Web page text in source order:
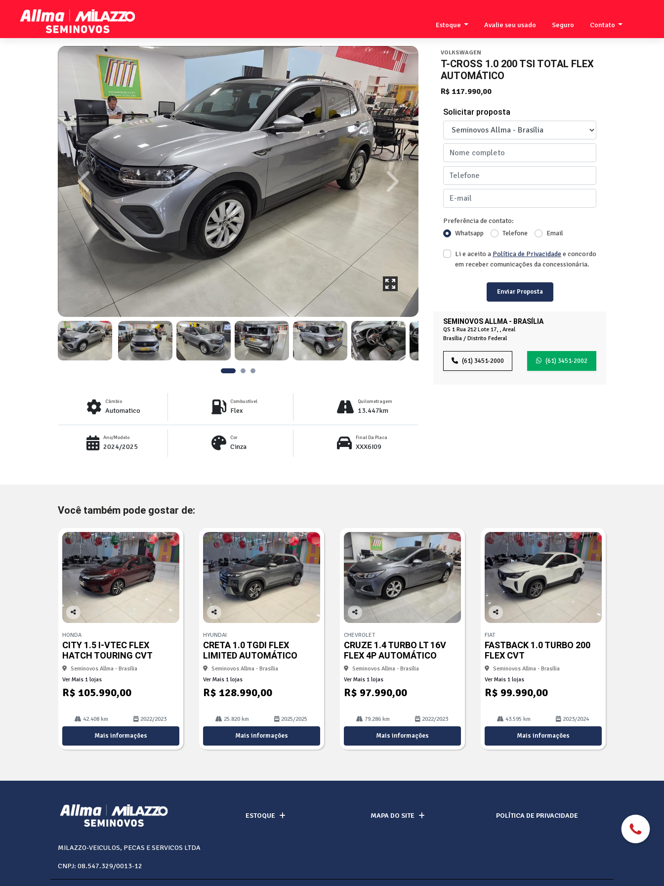
Estoque Avalie seu usado Seguro Contato
VOLKSWAGEN
T-CROSS 1.0 200 TSI TOTAL FLEX
AUTOMÁTICO
R$ 117.990,00
SEMINOVOS ALLMA - BRASÍLIA
QS 1 Rua 212 Lote 17, , Areal
Brasília / Distrito Federal
(61) 3451-2000 (61) 3451-2002
Solicitar proposta
Preferência de contato:
Whatsapp
Telefone Email
Li e aceito a Política de Privacidadee concordo
em receber comunicações da concessionária.
Enviar Proposta
Previous Next
Câmbio
Automatico
Combustível
Flex
Quilometragem
13.447km
Ano/Modelo
2024/2025
Cor
Cinza
Final Da Placa
XXX6I09
Você também pode gostar de:
Co
arti
lhe
HONDA
CITY 1.5 I-VTEC FLEX
HATCH TOURING CVT
Seminovos Allma - Brasília
Ver Mais 1 lojas
R$ 105.990,00
42.408 km 2022/2023
Mais informações
Co
arti
lhe
HYUNDAI
CRETA 1.0 TGDI FLEX
LIMITED AUTOMÁTICO
Seminovos Allma - Brasília
Ver Mais 1 lojas
R$ 128.990,00
25.820 km 2025/2025
Mais informações
Co
arti
lhe
CHEVROLET
CRUZE 1.4 TURBO LT 16V
FLEX 4P AUTOMÁTICO
Seminovos Allma - Brasília
Ver Mais 1 lojas
R$ 97.990,00
79.286 km 2022/2023
Mais informações
Co
arti
lhe
FIAT
FASTBACK 1.0 TURBO 200
FLEX CVT
Seminovos Allma - Brasília
Ver Mais 1 lojas
R$ 99.990,00
43.595 km 2023/2024
Mais informações
ESTOQUE MAPA DO SITE POLÍTICA DE PRIVACIDADE
MILAZZO-VEICULOS, PECAS E SERVICOS LTDA
CNPJ: 08.547.329/0013-12